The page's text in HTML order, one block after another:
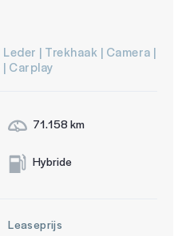
| Trekhaak | Camera |
Carplay
71.158 km
Hybride
Leaseprijs